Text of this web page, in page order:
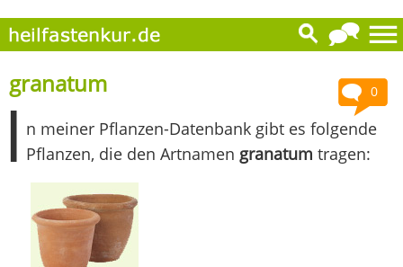
0
granatum
I n meiner Pflanzen-Datenbank gibt es folgende
Pflanzen, die den Artnamen granatum tragen: